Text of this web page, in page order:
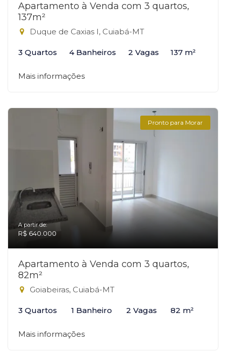
Apartamento à Venda com 3 quartos,
137m²
Duque de Caxias I, Cuiabá-MT
3 Quartos 4 Banheiros 2 Vagas 137 m²
Mais informações
Pronto para Morar
A partir de:
R$ 640.000
Apartamento à Venda com 3 quartos,
82m²
Goiabeiras, Cuiabá-MT
3 Quartos 1 Banheiro 2 Vagas 82 m²
Mais informações